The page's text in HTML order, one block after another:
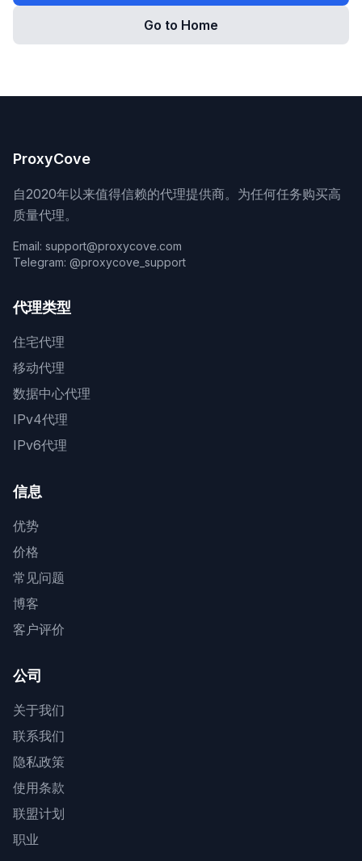
Go to Home
ProxyCove
自2020年以来值得信赖的代理提供商。为任何任务购买高
质量代理。
Email: support@proxycove.com
Telegram: @proxycove_support
代理类型
住宅代理
移动代理
数据中心代理
IPv4代理
IPv6代理
信息
优势
价格
常见问题
博客
客户评价
公司
关于我们
联系我们
隐私政策
使用条款
联盟计划
职业